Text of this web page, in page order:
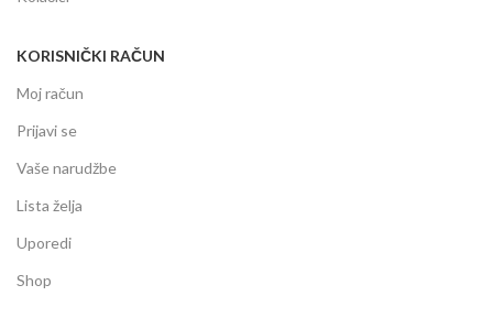
KORISNIČKI RAČUN
Moj račun
Prijavi se
Vaše narudžbe
Lista želja
Uporedi
Shop